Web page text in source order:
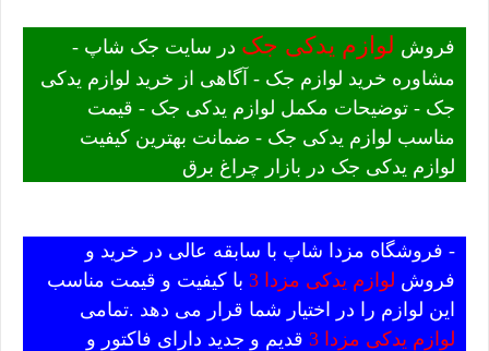
فروش لوازم یدکی جک در سایت جک شاپ -
مشاوره خرید لوازم جک - آگاهی از خرید لوازم یدکی
جک - توضیحات مکمل لوازم یدکی جک - قیمت
مناسب لوازم یدکی جک - ضمانت بهترین کیفیت
لوازم یدکی جک در بازار چراغ برق
- فروشگاه مزدا شاپ با سابقه عالی در خرید و
فروش لوازم یدکی مزدا 3
با کیفیت و قیمت مناسب
این لوازم را در اختیار شما قرار می دهد .تمامی
لوازم یدکی مزدا 3
قدیم و جدید دارای فاکتور و